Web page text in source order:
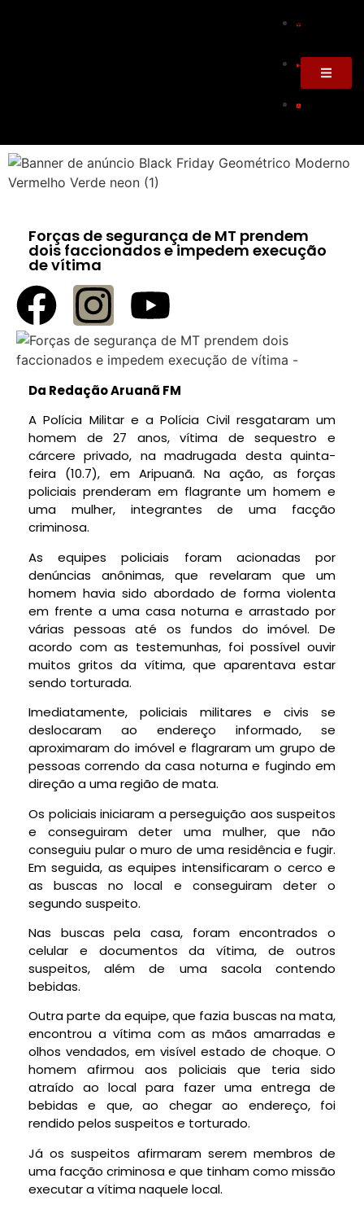
Forças de segurança de MT prendem
dois faccionados e impedem execução
de vítima
Da Redação Aruanã FM
A Polícia Militar e a Polícia Civil resgataram um
homem de 27 anos, vítima de sequestro e
cárcere privado, na madrugada desta quinta-
feira (10.7), em Aripuanã. Na ação, as forças
policiais prenderam em flagrante um homem e
uma mulher, integrantes de uma facção
criminosa.
As equipes policiais foram acionadas por
denúncias anônimas, que revelaram que um
homem havia sido abordado de forma violenta
em frente a uma casa noturna e arrastado por
várias pessoas até os fundos do imóvel. De
acordo com as testemunhas, foi possível ouvir
muitos gritos da vítima, que aparentava estar
sendo torturada.
Imediatamente, policiais militares e civis se
deslocaram ao endereço informado, se
aproximaram do imóvel e flagraram um grupo de
pessoas correndo da casa noturna e fugindo em
direção a uma região de mata.
Os policiais iniciaram a perseguição aos suspeitos
e conseguiram deter uma mulher, que não
conseguiu pular o muro de uma residência e fugir.
Em seguida, as equipes intensificaram o cerco e
as buscas no local e conseguiram deter o
segundo suspeito.
Nas buscas pela casa, foram encontrados o
celular e documentos da vítima, de outros
suspeitos, além de uma sacola contendo
bebidas.
Outra parte da equipe, que fazia buscas na mata,
encontrou a vítima com as mãos amarradas e
olhos vendados, em visível estado de choque. O
homem afirmou aos policiais que teria sido
atraído ao local para fazer uma entrega de
bebidas e que, ao chegar ao endereço, foi
rendido pelos suspeitos e torturado.
Já os suspeitos afirmaram serem membros de
uma facção criminosa e que tinham como missão
executar a vítima naquele local.